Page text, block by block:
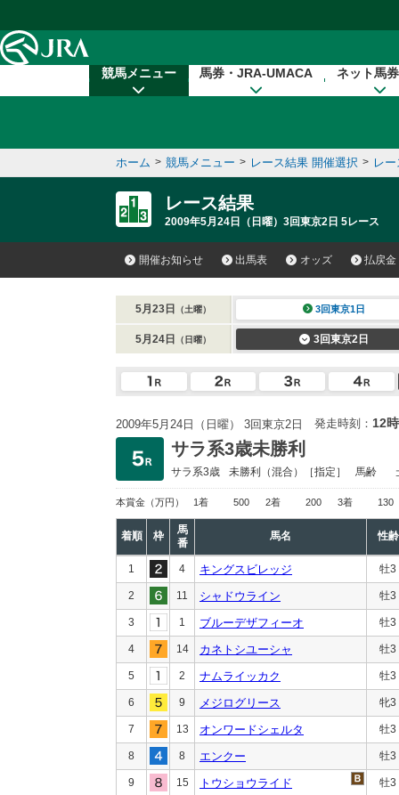
競馬メニュー 馬券・JRA-UMACA ネット馬
ホーム > 競馬メニュー > レース結果 開催選択 > レ
レース結果
2009年5月24日（日曜）3回東京2日 5レース
開催お知らせ 出馬表 オッズ 払戻金
5月23日 （土曜） 3回東京1日
5月24日 （日曜） 3回東京2日
2009年5月24日（日曜） 3回東京2日 発走時刻： 12
サラ系3歳未勝利
サラ系3歳 未勝利 （混合）［指定］ 馬齢
本賞金 （万円） 1着 500 2着 200 3着 130
着順 枠
馬
番
馬名 性齢
1 4 キングスビレッジ 牡3
2 11 シャドウライン 牡3
3 1 ブルーデザフィーオ 牡3
4 14 カネトシユーシャ 牡3
5 2 ナムライッカク 牡3
6 9 メジログリース 牝3
7 13 オンワードシェルタ 牡3
8 8 エンクー 牡3
9 15 トウショウライド 牡3